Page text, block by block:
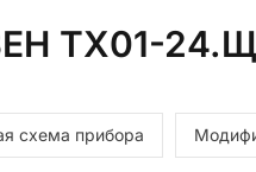
ТХ01-
схема прибора